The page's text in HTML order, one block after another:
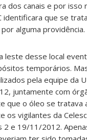
dos canais e por isso
identificara que se
alguma providência.
leste desse local
temporários.
pela equipe da
juntamente com
que o óleo se tratava
vigilantes da
2 e 19/11/2012.